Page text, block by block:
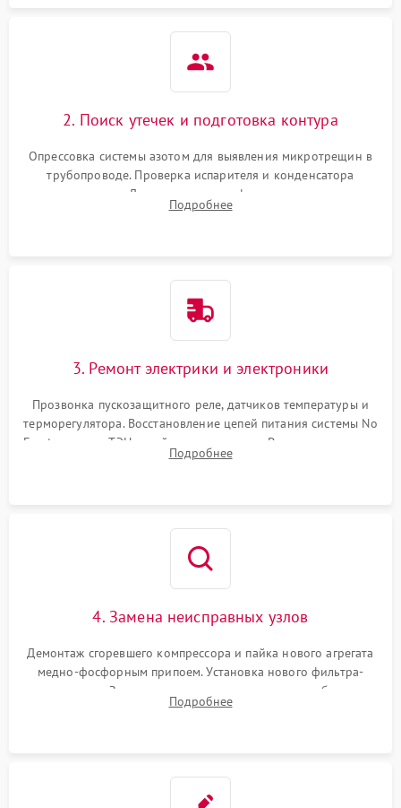
2. Поиск утечек и подготовка контура
Опрессовка системы азотом для выявления микротрещин в
трубопроводе. Проверка испарителя и конденсатора
течеискателем. Демонтаж старого фильтра-осушителя и
продувка капиллярной трубки для устранения засоров.
Подробнее
3. Ремонт электрики и электроники
Прозвонка пускозащитного реле, датчиков температуры и
терморегулятора. Восстановление цепей питания системы No
Frost, включая ТЭН оттайки и вентилятор. Ремонт или замена
платы управления при сбоях алгоритмов.
Подробнее
4. Замена неисправных узлов
Демонтаж сгоревшего компрессора и пайка нового агрегата
медно-фосфорным припоем. Установка нового фильтра-
осушителя. Замена изношенных вентиляторов обдува,
сломанных заслонок или поврежденных дверных петель.
Подробнее